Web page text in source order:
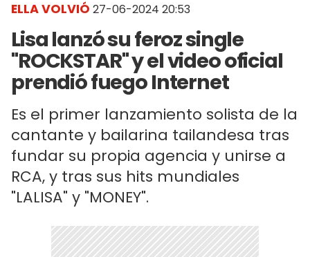
ELLA VOLVIÓ 27-06-2024 20:53
Lisa lanzó su feroz single
"ROCKSTAR" y el video oficial
prendió fuego Internet
Es el primer lanzamiento solista de la
cantante y bailarina tailandesa tras
fundar su propia agencia y unirse a
RCA, y tras sus hits mundiales
"LALISA" y "MONEY".